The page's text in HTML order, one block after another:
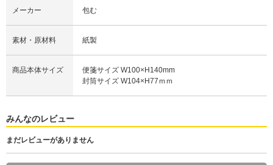
メーカー 包む
素材・原材料 紙製
商品本体サイズ
便箋サイズ W100×H140mm
封筒サイズ W104×H77ｍｍ
みんなのレビュー
まだレビューがありません